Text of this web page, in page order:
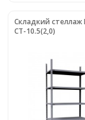
Складкий стеллаж
СТ-10.5(2,0)